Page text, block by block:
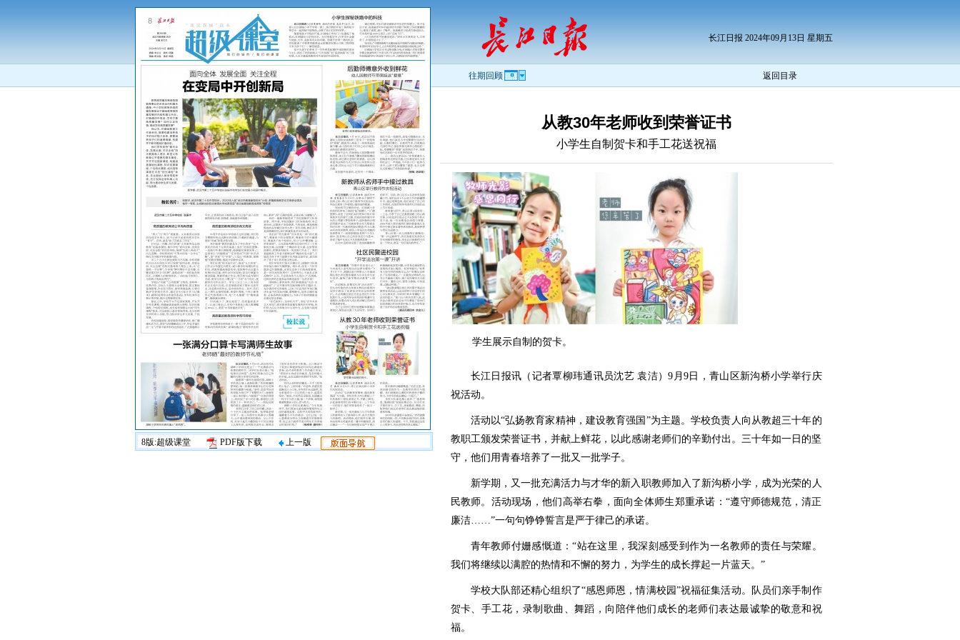
8版:超级课堂 PDF版下载 上一版
长江日报 2024年09月13日 星期五
往期回顾 返回目录
从教30年老师收到荣誉证书
小学生自制贺卡和手工花送祝福
学生展示自制的贺卡。
长江日报讯（记者覃柳玮通讯员沈艺 袁洁）9月9日，青山区新沟桥小学举行庆
祝活动。
活动以“弘扬教育家精神，建设教育强国”为主题。学校负责人向从教超三十年的
教职工颁发荣誉证书，并献上鲜花，以此感谢老师们的辛勤付出。三十年如一日的坚
守，他们用青春培养了一批又一批学子。
新学期，又一批充满活力与才华的新入职教师加入了新沟桥小学，成为光荣的人
民教师。活动现场，他们高举右拳，面向全体师生郑重承诺：“遵守师德规范，清正
廉洁……”一句句铮铮誓言是严于律己的承诺。
青年教师付姗感慨道：“站在这里，我深刻感受到作为一名教师的责任与荣耀。
我们将继续以满腔的热情和不懈的努力，为学生的成长撑起一片蓝天。”
学校大队部还精心组织了“感恩师恩，情满校园”祝福征集活动。队员们亲手制作
贺卡、手工花，录制歌曲、舞蹈，向陪伴他们成长的老师们表达最诚挚的敬意和祝
福。